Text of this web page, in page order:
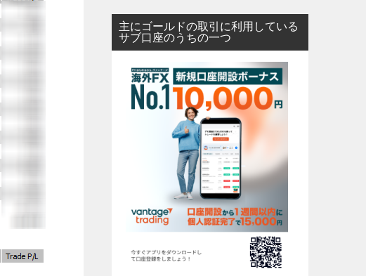
主にゴールドの取引に利用している
サブ口座のうちの一つ